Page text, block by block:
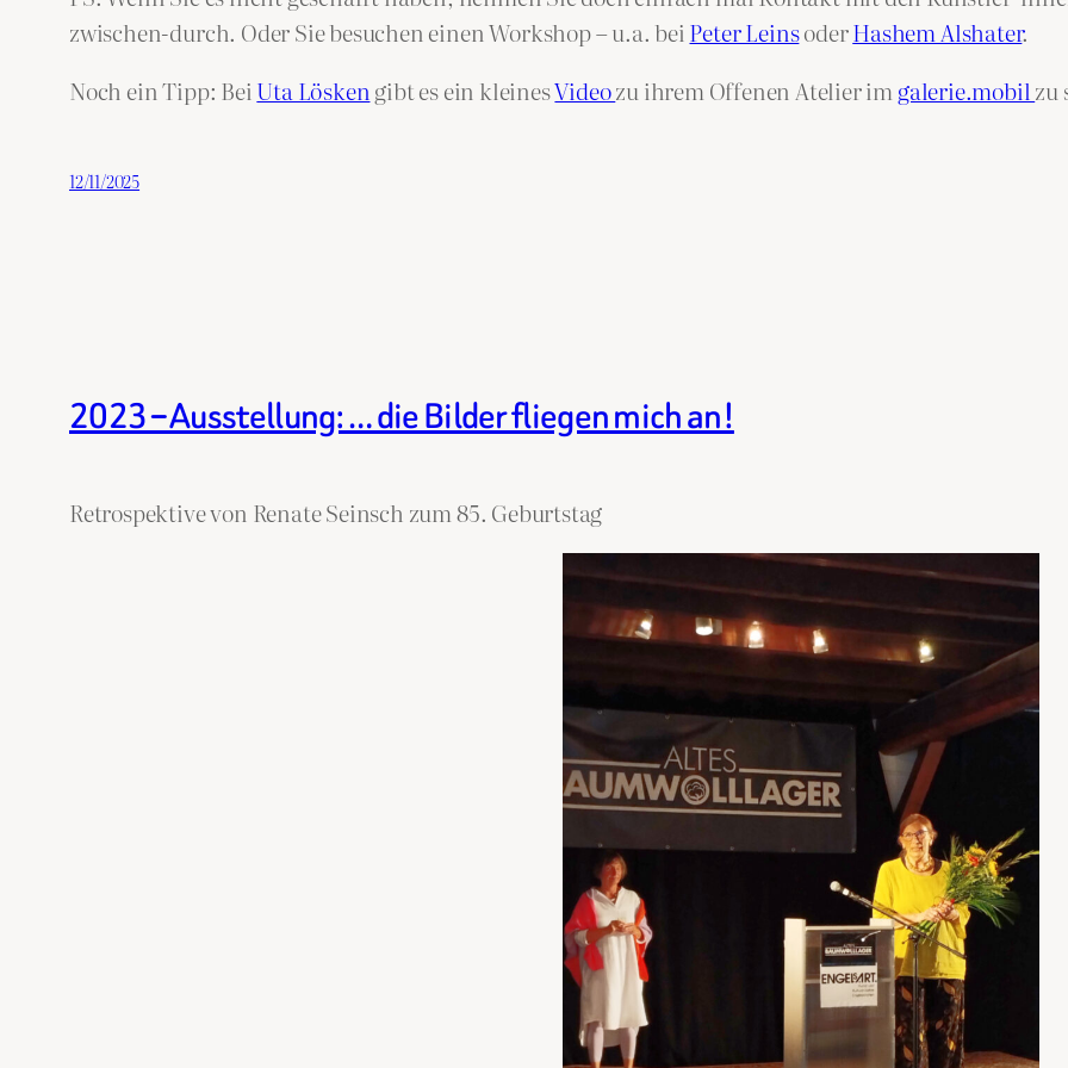
zwischen-durch. Oder Sie besuchen einen Workshop – u.a. beiPeter LeinsoderHashem Alshater.
Noch ein Tipp: BeiUta Löskengibt es ein kleinesVideozu ihrem Offenen Atelier imgalerie.mobilzu
12/11/2025
2023 – Ausstellung: … die Bilder fliegen mich an!
Retrospektive von Renate Seinsch zum 85. Geburtstag